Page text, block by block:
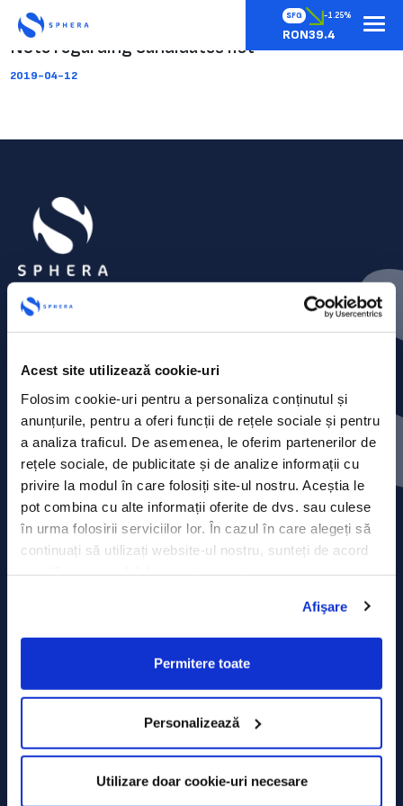
Acest site utilizează cookie-uri
Folosim cookie-uri pentru a personaliza conținutul și
anunțurile, pentru a oferi funcții de rețele sociale și pentru
a analiza traficul. De asemenea, le oferim partenerilor de
rețele sociale, de publicitate și de analize informații cu
privire la modul în care folosiți site-ul nostru. Aceștia le
pot combina cu alte informații oferite de dvs. sau culese
în urma folosirii serviciilor lor. În cazul în care alegeți să
continuați să utilizați website-ul nostru, sunteți de acord
Afişare
Permitere toate
Personalizează
Utilizare doar cookie-uri necesare
SFG -1.25%
RON39.4
Note regarding candidates list
2019-04-12
Press releases
Privacy Policy
Contact
Data Processing policy
Cookie policy